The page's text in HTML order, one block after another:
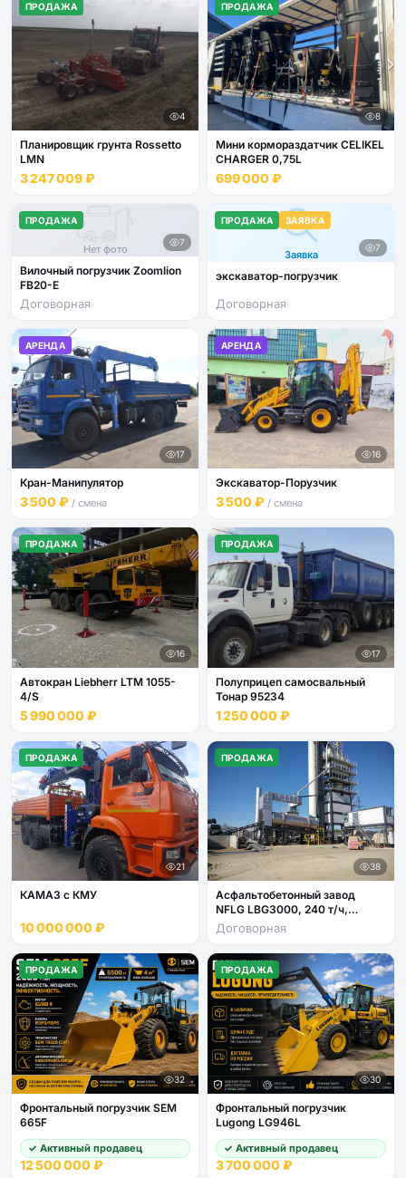
ПРОДАЖА
4
Планировщик грунта Rossetto
LMN
3 247 009 ₽
ПРОДАЖА
8
Мини кормораздатчик CELIKEL
CHARGER 0,75L
699 000 ₽
Нет фото
ПРОДАЖА
7
Вилочный погрузчик Zoomlion
FB20-E
Договорная
Заявка
ПРОДАЖА ЗАЯВКА
7
экскаватор-погрузчик
Договорная
АРЕНДА
17
Кран-Манипулятор
3 500 ₽ / смена
АРЕНДА
16
Экскаватор-Порузчик
3 500 ₽ / смена
ПРОДАЖА
16
Автокран Liebherr LTM 1055-
4/S
5 990 000 ₽
ПРОДАЖА
17
Полуприцеп самосвальный
Тонар 95234
1 250 000 ₽
ПРОДАЖА
21
КАМАЗ с КМУ
10 000 000 ₽
ПРОДАЖА
38
Асфальтобетонный завод
NFLG LBG3000, 240 т/ч,
смеситель 3000кг, 6 фракций
(новый)
Договорная
ПРОДАЖА
32
Фронтальный погрузчик SEM
665F
✓ Активный продавец
12 500 000 ₽
ПРОДАЖА
30
Фронтальный погрузчик
Lugong LG946L
✓ Активный продавец
3 700 000 ₽